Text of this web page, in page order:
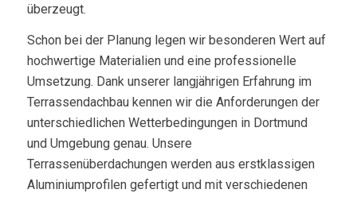
überzeugt.
Schon bei der Planung legen wir besonderen Wert auf
hochwertige Materialien und eine professionelle
Umsetzung. Dank unserer langjährigen Erfahrung im
Terrassendachbau kennen wir die Anforderungen der
unterschiedlichen Wetterbedingungen in Dortmund
und Umgebung genau. Unsere
Terrassenüberdachungen werden aus erstklassigen
Aluminiumprofilen gefertigt und mit verschiedenen